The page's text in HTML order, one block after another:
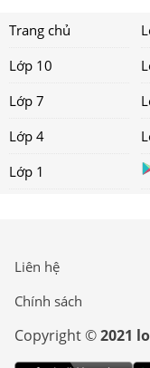
Trang chủ
Lớp 10
Lớp 7
Lớp 4
Lớp 1
Liên hệ
Chính sách
Copyright ©2021